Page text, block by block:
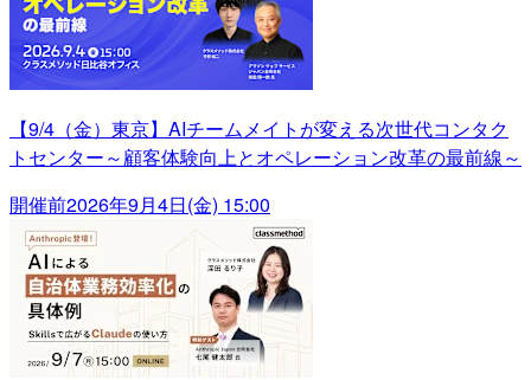
【9/4（金）東京】AIチームメイトが変える次世代コンタク
トセンター～顧客体験向上とオペレーション改革の最前線～
開催前2026年9月4日(金) 15:00